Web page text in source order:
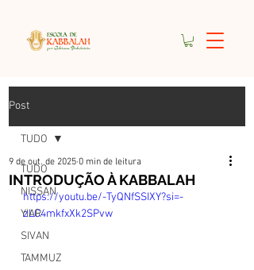
Post
TUDO
NISSAN
YIAR
SIVAN
TAMMUZ
TUDO
INTRODUÇÃO À KABBALAH
9 de out. de 2025 0 min de leitura
https://youtu.be/-TyQNfSSIXY?si=-
zLC4mkfxXk2SPvw